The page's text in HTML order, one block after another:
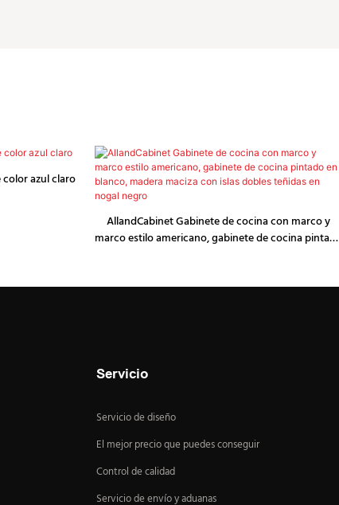
azul claro
AllandCabinet Gabinete de cocina con marco y
marco estilo americano, gabinete de cocina pintado
Servicio
Servicio de diseño
El mejor precio que puedes conseguir
Control de calidad
Servicio de envío y aduanas